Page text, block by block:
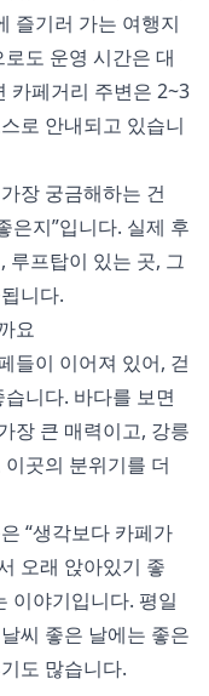
즐기러 가는 여행지
도 운영 시간은 대
카페거리 주변은 2~3
로 안내되고 있습니
장 궁금해하는 건
은지”입니다. 실제 후
루프탑이 있는 곳, 그
니다.
요
들이 이어져 있어, 걷
니다. 바다를 보면
장 큰 매력이고, 강릉
곳의 분위기를 더
“생각보다 카페가
오래 앉아있기 좋
이야기입니다. 평일
씨 좋은 날에는 좋은
도 많습니다.